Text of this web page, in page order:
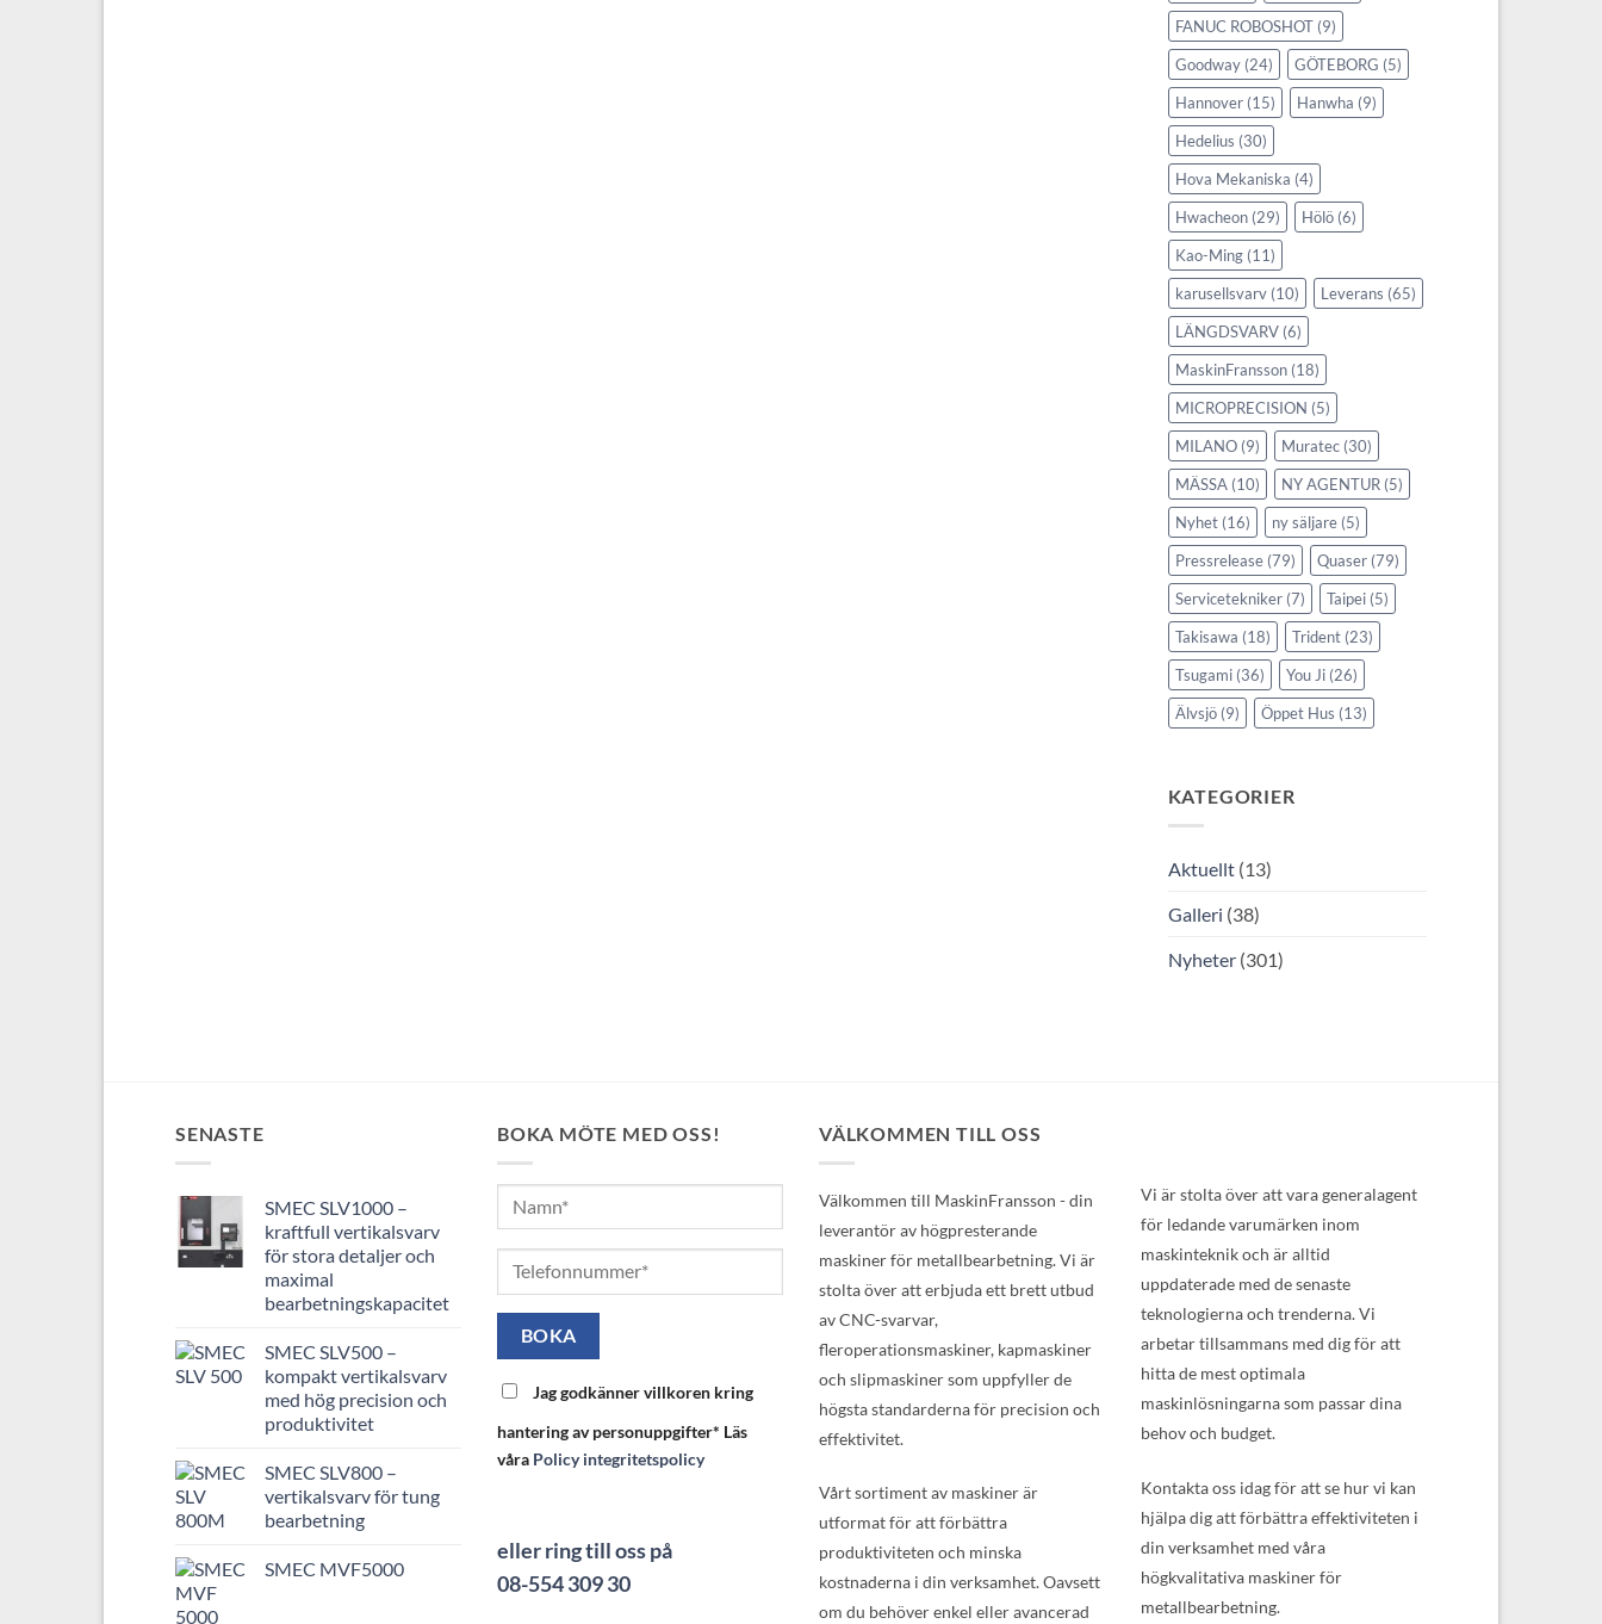
FANUC ROBOSHOT(9)
Goodway(24) GÖTEBORG (5)
Hannover(15) Hanwha (9)
Hedelius (30)
Hova Mekaniska (4)
Hwacheon(29) Hölö(6)
Kao-Ming(11)
karusellsvarv(10) Leverans (65)
LÄNGDSVARV(6)
MaskinFransson(18)
MICROPRECISION (5)
MILANO(9) Muratec(30)
MÄSSA(10) NY AGENTUR(5)
Nyhet(16) ny säljare(5)
Pressrelease(79) Quaser(79)
Servicetekniker(7) Taipei(5)
Takisawa (18) Trident(23)
Tsugami(36) You Ji(26)
Älvsjö(9) Öppet Hus (13)
KATEGORIER
Aktuellt(13)
Galleri (38)
Nyheter(301)
SENASTE
SMEC SLV1000 –
kraftfull vertikalsvarv
för stora detaljer och
maximal
bearbetningskapacitet
SMEC SLV500 –
kompakt vertikalsvarv
med hög precision och
produktivitet
SMEC SLV800 –
vertikalsvarv för tung
bearbetning
SMEC MVF5000
BOKA MÖTE MED OSS!
Jag godkänner villkoren kring
hantering av personuppgifter* Läs
våra Policy integritetspolicy
eller ring till oss på
08-554 309 30
VÄLKOMMEN TILL OSS
Välkommen till MaskinFransson - din
leverantör av högpresterande
maskiner för metallbearbetning. Vi är
stolta över att erbjuda ett brett utbud
av CNC-svarvar,
fleroperationsmaskiner, kapmaskiner
och slipmaskiner som uppfyller de
högsta standarderna för precision och
effektivitet.
Vårt sortiment av maskiner är
utformat för att förbättra
produktiviteten och minska
kostnaderna i din verksamhet. Oavsett
om du behöver enkel eller avancerad
Vi är stolta över att vara generalagent
för ledande varumärken inom
maskinteknik och är alltid
uppdaterade med de senaste
teknologierna och trenderna. Vi
arbetar tillsammans med dig för att
hitta de mest optimala
maskinlösningarna som passar dina
behov och budget.
Kontakta oss idag för att se hur vi kan
hjälpa dig att förbättra effektiviteten i
din verksamhet med våra
högkvalitativa maskiner för
metallbearbetning.